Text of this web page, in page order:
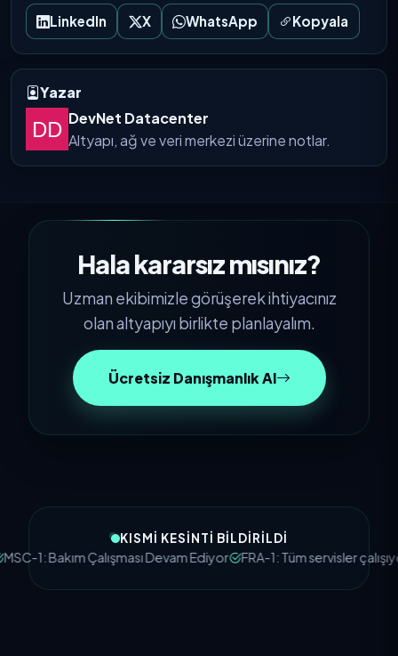
LinkedIn X WhatsApp Kopyala
Yazar
DevNet Datacenter
Altyapı, ağ ve veri merkezi üzerine notlar.
Hala kararsız mısınız?
Uzman ekibimizle görüşerek ihtiyacınız
olan altyapıyı birlikte planlayalım.
Ücretsiz Danışmanlık Al
KISMI KESINTI BILDIRILDI
Çalışması Devam Ediyor FRA-1: Tüm servisler çalışıyor SFC-1: